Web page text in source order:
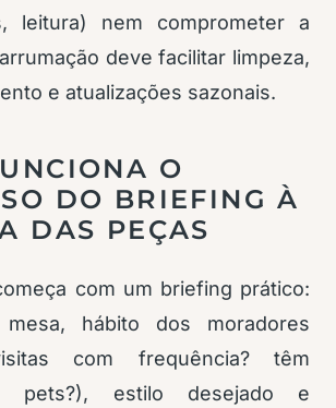
leitura) nem comprometer a
deve facilitar limpeza,
e atualizações sazonais.
O
DO BRIEFING À
DAS PEÇAS
com um briefing prático:
hábito dos moradores
com frequência? têm
pets?), estilo desejado e